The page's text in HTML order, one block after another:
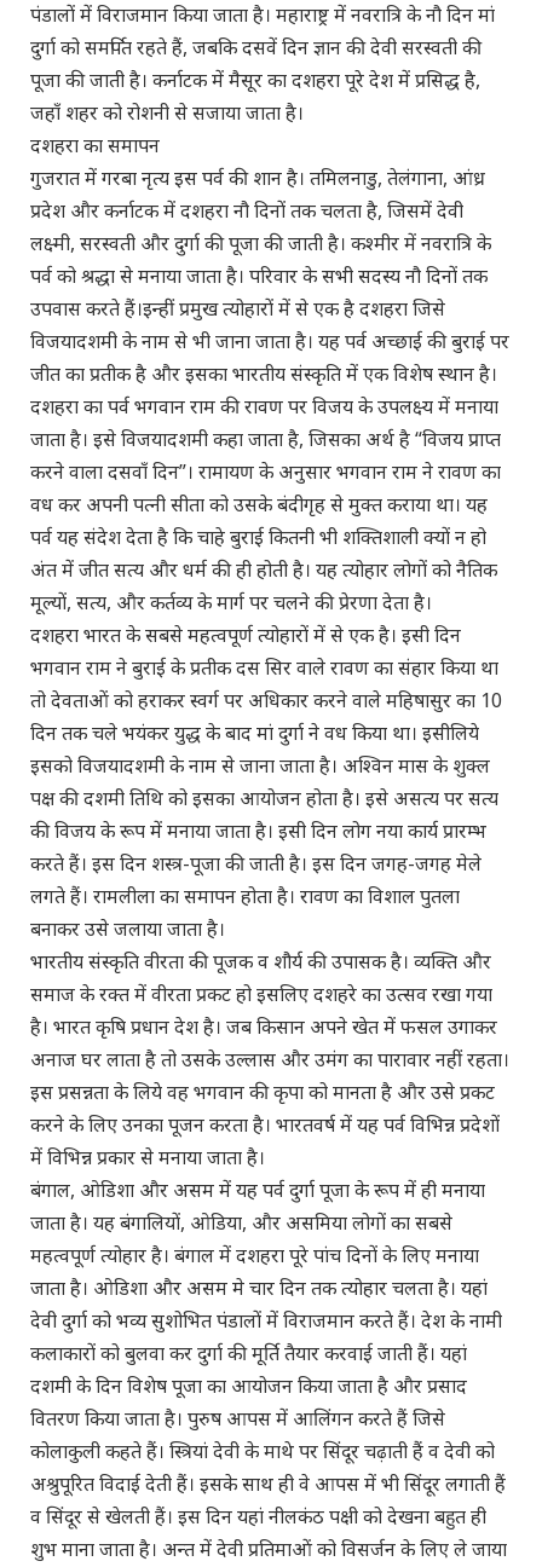
पंडालों में विराजमान किया जाता है। महाराष्ट्र में नवरात्रि के नौ दिन मां
दुर्गा को समर्पित रहते हैं, जबकि दसवें दिन ज्ञान की देवी सरस्वती की
पूजा की जाती है। कर्नाटक में मैसूर का दशहरा पूरे देश में प्रसिद्ध है,
जहाँ शहर को रोशनी से सजाया जाता है।
दशहरा का समापन
गुजरात में गरबा नृत्य इस पर्व की शान है। तमिलनाडु, तेलंगाना, आंध्र
प्रदेश और कर्नाटक में दशहरा नौ दिनों तक चलता है, जिसमें देवी
लक्ष्मी, सरस्वती और दुर्गा की पूजा की जाती है। कश्मीर में नवरात्रि के
पर्व को श्रद्धा से मनाया जाता है। परिवार के सभी सदस्य नौ दिनों तक
उपवास करते हैं।इन्हीं प्रमुख त्योहारों में से एक है दशहरा जिसे
विजयादशमी के नाम से भी जाना जाता है। यह पर्व अच्छाई की बुराई पर
जीत का प्रतीक है और इसका भारतीय संस्कृति में एक विशेष स्थान है।
दशहरा का पर्व भगवान राम की रावण पर विजय के उपलक्ष्य में मनाया
जाता है। इसे विजयादशमी कहा जाता है, जिसका अर्थ है “विजय प्राप्त
करने वाला दसवाँ दिन”। रामायण के अनुसार भगवान राम ने रावण का
वध कर अपनी पत्नी सीता को उसके बंदीगृह से मुक्त कराया था। यह
पर्व यह संदेश देता है कि चाहे बुराई कितनी भी शक्तिशाली क्यों न हो
अंत में जीत सत्य और धर्म की ही होती है। यह त्योहार लोगों को नैतिक
मूल्यों, सत्य, और कर्तव्य के मार्ग पर चलने की प्रेरणा देता है।
दशहरा भारत के सबसे महत्वपूर्ण त्योहारों में से एक है। इसी दिन
भगवान राम ने बुराई के प्रतीक दस सिर वाले रावण का संहार किया था
तो देवताओं को हराकर स्वर्ग पर अधिकार करने वाले महिषासुर का 10
दिन तक चले भयंकर युद्ध के बाद मां दुर्गा ने वध किया था। इसीलिये
इसको विजयादशमी के नाम से जाना जाता है। अश्विन मास के शुक्ल
पक्ष की दशमी तिथि को इसका आयोजन होता है। इसे असत्य पर सत्य
की विजय के रूप में मनाया जाता है। इसी दिन लोग नया कार्य प्रारम्भ
करते हैं। इस दिन शस्त्र-पूजा की जाती है। इस दिन जगह-जगह मेले
लगते हैं। रामलीला का समापन होता है। रावण का विशाल पुतला
बनाकर उसे जलाया जाता है।
भारतीय संस्कृति वीरता की पूजक व शौर्य की उपासक है। व्यक्ति और
समाज के रक्त में वीरता प्रकट हो इसलिए दशहरे का उत्सव रखा गया
है। भारत कृषि प्रधान देश है। जब किसान अपने खेत में फसल उगाकर
अनाज घर लाता है तो उसके उल्लास और उमंग का पारावार नहीं रहता।
इस प्रसन्नता के लिये वह भगवान की कृपा को मानता है और उसे प्रकट
करने के लिए उनका पूजन करता है। भारतवर्ष में यह पर्व विभिन्न प्रदेशों
में विभिन्न प्रकार से मनाया जाता है।
बंगाल, ओडिशा और असम में यह पर्व दुर्गा पूजा के रूप में ही मनाया
जाता है। यह बंगालियों, ओडिया, और असमिया लोगों का सबसे
महत्वपूर्ण त्योहार है। बंगाल में दशहरा पूरे पांच दिनों के लिए मनाया
जाता है। ओडिशा और असम मे चार दिन तक त्योहार चलता है। यहां
देवी दुर्गा को भव्य सुशोभित पंडालों में विराजमान करते हैं। देश के नामी
कलाकारों को बुलवा कर दुर्गा की मूर्ति तैयार करवाई जाती हैं। यहां
दशमी के दिन विशेष पूजा का आयोजन किया जाता है और प्रसाद
वितरण किया जाता है। पुरुष आपस में आलिंगन करते हैं जिसे
कोलाकुली कहते हैं। स्त्रियां देवी के माथे पर सिंदूर चढ़ाती हैं व देवी को
अश्रुपूरित विदाई देती हैं। इसके साथ ही वे आपस में भी सिंदूर लगाती हैं
व सिंदूर से खेलती हैं। इस दिन यहां नीलकंठ पक्षी को देखना बहुत ही
शुभ माना जाता है। अन्त में देवी प्रतिमाओं को विसर्जन के लिए ले जाया